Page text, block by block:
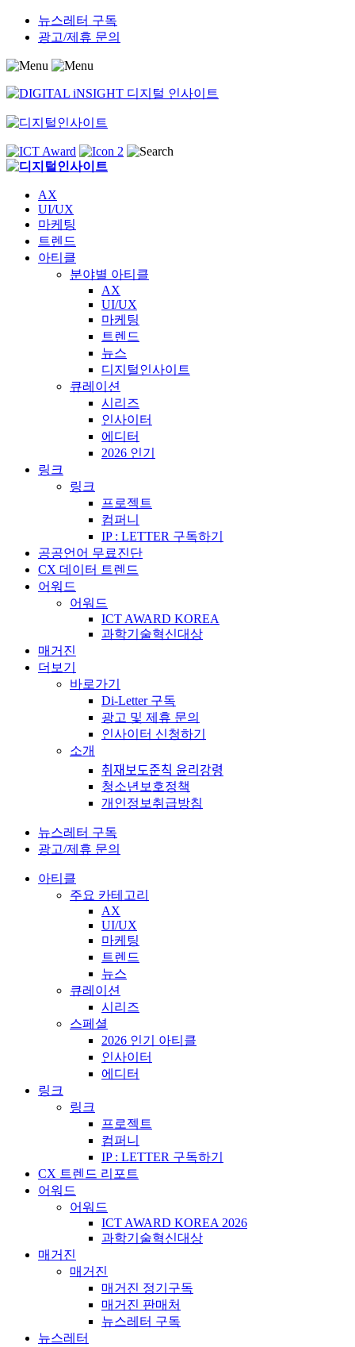
Skip
content
뉴스레터 구독
광고/제휴 문의
AX
UI/UX
마케팅
트렌드
아티클
분야별 아티클
AX
UI/UX
마케팅
트렌드
뉴스
디지털인사이트
큐레이션
시리즈
인사이터
에디터
2026 인기
링크
링크
프로젝트
컴퍼니
IP : LETTER 구독하기
공공언어 무료진단
CX 데이터 트렌드
어워드
어워드
ICT AWARD KOREA
과학기술혁신대상
매거진
더보기
바로가기
Di-Letter 구독
광고 및 제휴 문의
인사이터 신청하기
소개
취재보도준칙 윤리강령
청소년보호정책
개인정보취급방침
뉴스레터 구독
광고/제휴 문의
아티클
주요 카테고리
AX
UI/UX
마케팅
트렌드
뉴스
큐레이션
시리즈
스페셜
2026 인기 아티클
인사이터
에디터
링크
링크
프로젝트
컴퍼니
IP : LETTER 구독하기
CX 트렌드 리포트
어워드
어워드
ICT AWARD KOREA 2026
과학기술혁신대상
매거진
매거진
매거진 정기구독
매거진 판매처
뉴스레터 구독
뉴스레터